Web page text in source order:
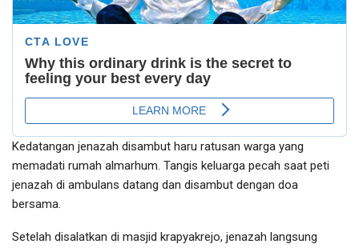
Kedatangan jenazah disambut haru ratusan warga yang
memadati rumah almarhum. Tangis keluarga pecah saat peti
jenazah di ambulans datang dan disambut dengan doa
bersama.
Setelah disalatkan di masjid krapyakrejo, jenazah langsung